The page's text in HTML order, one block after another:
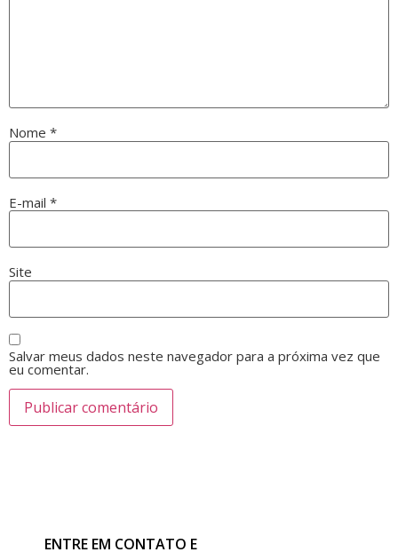
Nome *
E-mail *
Site
Salvar meus dados neste navegador para a próxima vez que
eu comentar.
ENTRE EM CONTATO E